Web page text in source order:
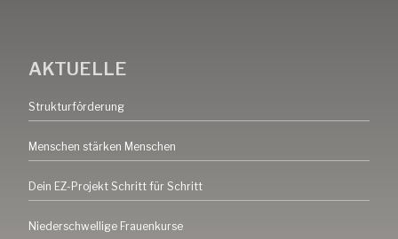
AKTUELLE
Strukturförderung
Menschen stärken Menschen
Dein EZ-Projekt Schritt für Schritt
Niederschwellige Frauenkurse